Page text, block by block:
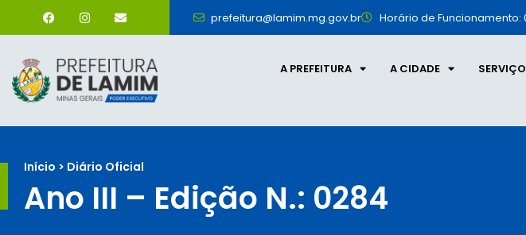
prefeitura@lamim.mg.gov.br Horário de Funcionamento:
A PREFEITURA A CIDADE
Início > Diário Oficial
Ano III – Edição N.: 0284